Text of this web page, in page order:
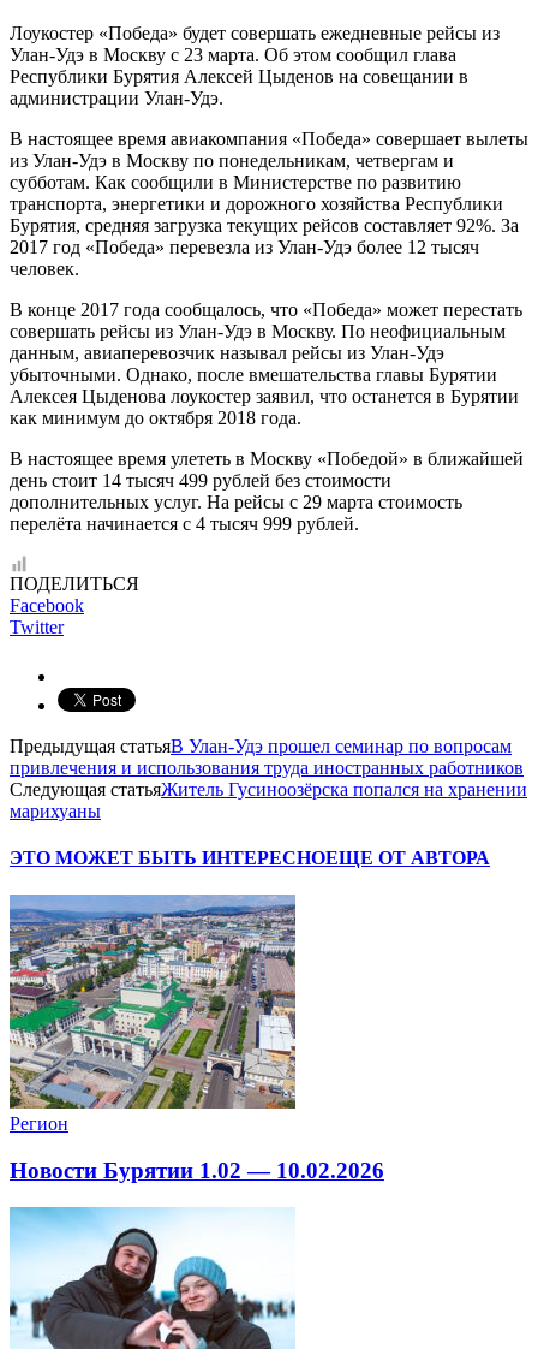
Лоукостер «Победа» будет совершать ежедневные рейсы из
Улан-Удэ в Москву с 23 марта. Об этом сообщил глава
Республики Бурятия Алексей Цыденов на совещании в
администрации Улан-Удэ.
В настоящее время авиакомпания «Победа» совершает вылеты
из Улан-Удэ в Москву по понедельникам, четвергам и
субботам. Как сообщили в Министерстве по развитию
транспорта, энергетики и дорожного хозяйства Республики
Бурятия, средняя загрузка текущих рейсов составляет 92%. За
2017 год «Победа» перевезла из Улан-Удэ более 12 тысяч
человек.
В конце 2017 года сообщалось, что «Победа» может перестать
совершать рейсы из Улан-Удэ в Москву. По неофициальным
данным, авиаперевозчик называл рейсы из Улан-Удэ
убыточными. Однако, после вмешательства главы Бурятии
Алексея Цыденова лоукостер заявил, что останется в Бурятии
как минимум до октября 2018 года.
В настоящее время улететь в Москву «Победой» в ближайшей
день стоит 14 тысяч 499 рублей без стоимости
дополнительных услуг. На рейсы с 29 марта стоимость
перелёта начинается с 4 тысяч 999 рублей.
ПОДЕЛИТЬСЯ
Facebook
Twitter
Предыдущая статьяВ Улан-Удэ прошел семинар по вопросам
привлечения и использования труда иностранных работников
Следующая статьяЖитель Гусиноозёрска попался на хранении
марихуаны
ЭТО МОЖЕТ БЫТЬ ИНТЕРЕСНОЕЩЕ ОТ АВТОРА
Регион
Новости Бурятии 1.02 — 10.02.2026